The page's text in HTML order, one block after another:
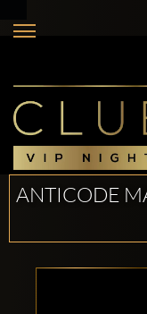
ANTICODE